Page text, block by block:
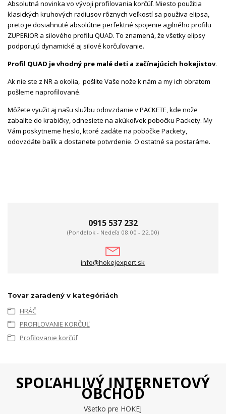
Absolutná novinka vo vývoji profilovania korčúľ. Miesto použitia
klasických kruhových radiusov rôznych veľkostí sa použiva elipsa,
preto je dosiahnuté absolútne perfektné spojenie agilného profilu
ZUPERIOR a silového profilu QUAD. To znamená, že všetky elipsy
podporujú dynamické aj silové korčuľovanie.
Profil QUAD je vhodný pre malé deti a začínajúcich hokejistov.
Ak nie ste z NR a okolia, pošlite Vaše nože k nám a my ich obratom
pošleme naprofilované.
Môžete využit aj našu službu odovzdanie v PACKETE, kde nože
zabalíte do krabičky, odnesiete na akúkoľvek pobočku Packety. My
Vám poskytneme heslo, ktoré zadáte na pobočke Packety,
odovzdáte balík a dostanete potvrdenie. O ostatné sa postaráme.
0915 537 232
(Pondelok - Nedeľa 08.00 - 22.00)
info@hokejexpert.sk
Tovar zaradený v kategóriách
HRÁČ
PROFILOVANIE KORČUĽ
Profilovanie korčúľ
SPOĽAHLIVÝ INTERNETOVÝ
OBCHOD
Všetko pre HOKEJ